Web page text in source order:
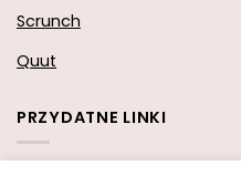
Scrunch
Quut
PRZYDATNE LINKI